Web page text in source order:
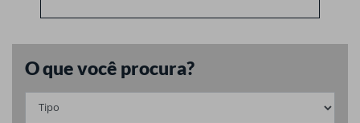
O que você procura?